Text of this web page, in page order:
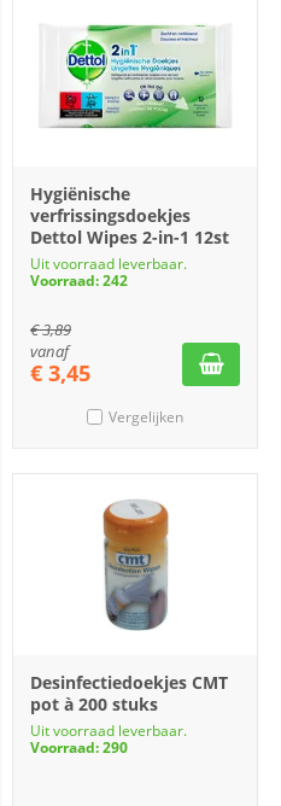
Hygiënische
verfrissingsdoekjes
Dettol Wipes 2-in-1 12st
Uit voorraad leverbaar.
Voorraad: 242
€3,89
vanaf
€ 3,45
Vergelijken
Desinfectiedoekjes CMT
pot à 200 stuks
Uit voorraad leverbaar.
Voorraad: 290